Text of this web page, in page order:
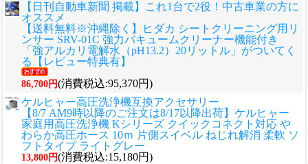
【日刊自動車新聞 掲載】これ1台で2役！中古車業の方に
オススメ
【送料無料※沖縄除く】ヒダカ シートクリーニング用リ
ンサー SRV-01C 強力バキュームクリーナー機能付き
「強アルカリ電解水（pH13.2）20リットル」がついてく
る【レビュー特典有】
86,700円(消費税込:95,370円)
ケルヒャー高圧洗浄機互換アクセサリー
【8/7 AM9時以降のご注文は8/17以降出荷】ケルヒャー
家庭用高圧洗浄機 Kシリーズ クイックコネクト対応 や
わらか高圧ホース 10ｍ 片側スイベル ねじれ解消 柔軟 ソ
フトタイプ ライトグレー
13,800円(消費税込:15,180円)